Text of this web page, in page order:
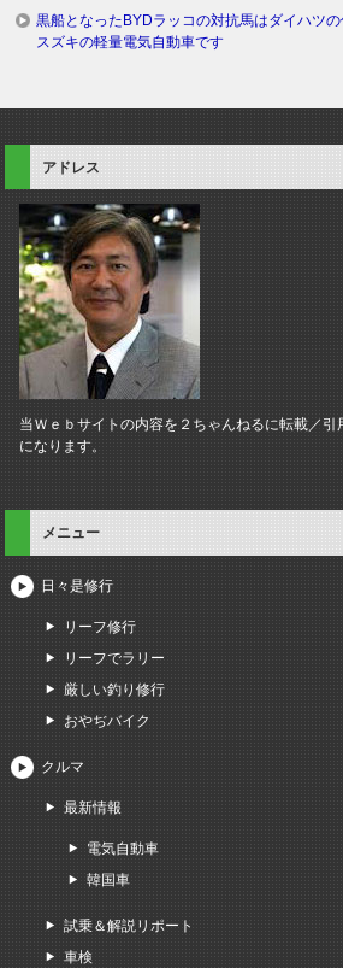
黒船となったBYDラッコの対抗馬はダイハツの
スズキの軽量電気自動車です
アドレス
当Ｗｅｂサイトの内容を２ちゃんねるに転載／
になります。
メニュー
日々是修行
リーフ修行
リーフでラリー
厳しい釣り修行
おやぢバイク
クルマ
最新情報
電気自動車
韓国車
試乗＆解説リポート
車検